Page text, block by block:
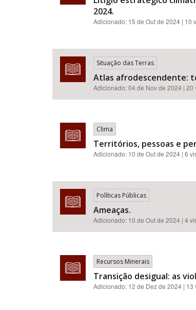
2024.
Adicionado: 15 de Out de 2024 | 10
Situação das Terras
Atlas afrodescendente:
Adicionado:04 de Nov de 2024 | 20
Clima
Territórios, pessoas e
Adicionado: 10 de Out de 2024 | 6
Políticas Públicas
Ameaças.
Adicionado: 10 de Out de 2024 | 4
Recursos Minerais
Transição desigual: as
Adicionado: 12 de Dez de 2024 | 13